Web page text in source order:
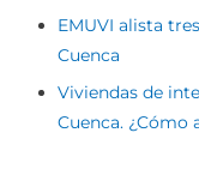
EMUVI alista
Cuenca
Viviendas de
Cuenca. ¿Cómo